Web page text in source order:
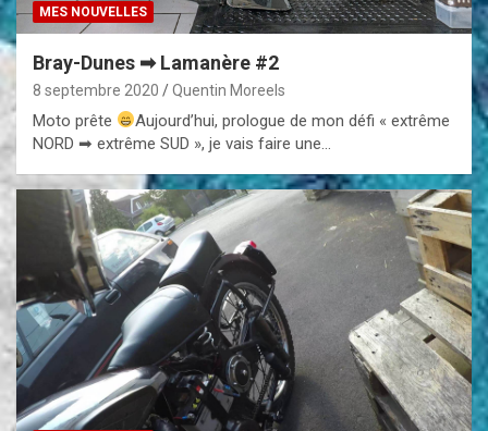
MES NOUVELLES
Bray-Dunes ➡ Lamanère #2
8 septembre 2020 Quentin Moreels
Moto prête
Aujourd’hui, prologue de mon défi « extrême
NORD ➡ extrême SUD », je vais faire une…